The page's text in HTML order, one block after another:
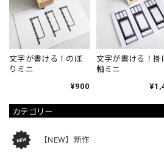
カテゴリー
【NEW】新作
文字が書ける！のぼ
りミニ
¥900
文字が書ける！掛
軸ミニ